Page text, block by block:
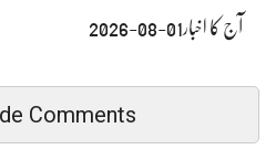
آج کا اخبار01-08-2026
Comments